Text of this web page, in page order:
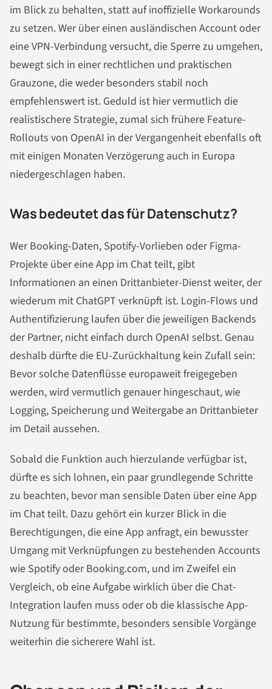
im Blick zu behalten, statt auf inoffizielle Workarounds
zu setzen. Wer über einen ausländischen Account oder
eine VPN-Verbindung versucht, die Sperre zu umgehen,
bewegt sich in einer rechtlichen und praktischen
Grauzone, die weder besonders stabil noch
empfehlenswert ist. Geduld ist hier vermutlich die
realistischere Strategie, zumal sich frühere Feature-
Rollouts von OpenAI in der Vergangenheit ebenfalls oft
mit einigen Monaten Verzögerung auch in Europa
niedergeschlagen haben.
Was bedeutet das für Datenschutz?
Wer Booking-Daten, Spotify-Vorlieben oder Figma-
Projekte über eine App im Chat teilt, gibt
Informationen an einen Drittanbieter-Dienst weiter, der
wiederum mit ChatGPT verknüpft ist. Login-Flows und
Authentifizierung laufen über die jeweiligen Backends
der Partner, nicht einfach durch OpenAI selbst. Genau
deshalb dürfte die EU-Zurückhaltung kein Zufall sein:
Bevor solche Datenflüsse europaweit freigegeben
werden, wird vermutlich genauer hingeschaut, wie
Logging, Speicherung und Weitergabe an Drittanbieter
im Detail aussehen.
Sobald die Funktion auch hierzulande verfügbar ist,
dürfte es sich lohnen, ein paar grundlegende Schritte
zu beachten, bevor man sensible Daten über eine App
im Chat teilt. Dazu gehört ein kurzer Blick in die
Berechtigungen, die eine App anfragt, ein bewusster
Umgang mit Verknüpfungen zu bestehenden Accounts
wie Spotify oder Booking.com, und im Zweifel ein
Vergleich, ob eine Aufgabe wirklich über die Chat-
Integration laufen muss oder ob die klassische App-
Nutzung für bestimmte, besonders sensible Vorgänge
weiterhin die sicherere Wahl ist.